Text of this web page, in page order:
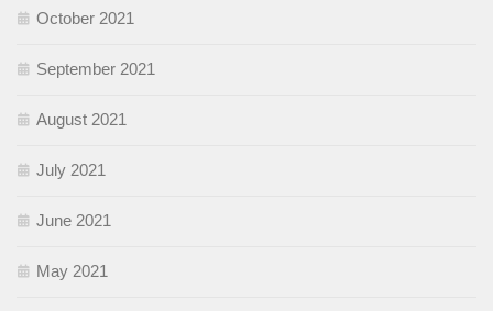
October 2021
September 2021
August 2021
July 2021
June 2021
May 2021